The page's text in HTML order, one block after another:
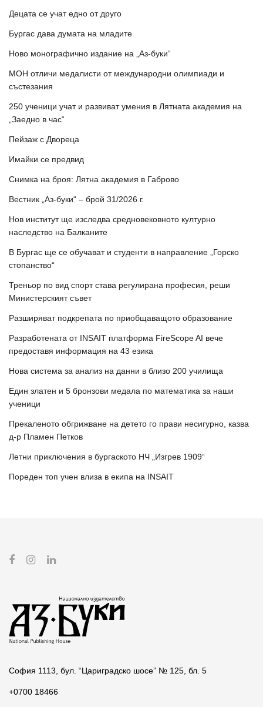
Децата се учат едно от друго
Бургас дава думата на младите
Ново монографично издание на „Аз-буки“
МОН отличи медалисти от международни олимпиади и
състезания
250 ученици учат и развиват умения в Лятната академия на
„Заедно в час“
Пейзаж с Двореца
Имайки се предвид
Снимка на броя: Лятна академия в Габрово
Вестник „Аз-буки“ – брой 31/2026 г.
Нов институт ще изследва средновековното културно
наследство на Балканите
В Бургас ще се обучават и студенти в направление „Горско
стопанство“
Треньор по вид спорт става регулирана професия, реши
Министерският съвет
Разширяват подкрепата по приобщаващото образование
Разработената от INSAIT платформа FireScope AI вече
предоставя информация на 43 езика
Нова система за анализ на данни в близо 200 училища
Един златен и 5 бронзови медала по математика за наши
ученици
Прекаленото обгрижване на детето го прави несигурно, казва
д-р Пламен Петков
Летни приключения в бургаското НЧ „Изгрев 1909“
Пореден топ учен влиза в екипа на INSAIT
София 1113, бул. “Цариградско шосе” № 125, бл. 5
+0700 18466